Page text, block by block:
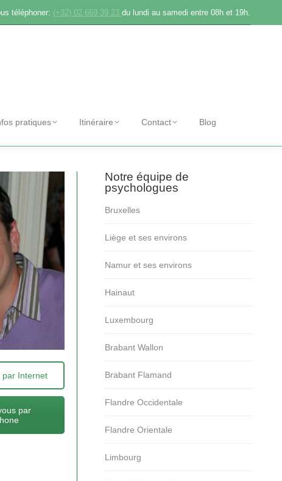
téléphoner: (+32) 02 669 39 23 du lundi au samedi entre 08h et 19h.
pratiques Itinéraire Contact Blog
par Internet
par
Notre équipe de
psychologues
Bruxelles
Liège et ses environs
Namur et ses environs
Hainaut
Luxembourg
Brabant Wallon
Brabant Flamand
Flandre Occidentale
Flandre Orientale
Limbourg